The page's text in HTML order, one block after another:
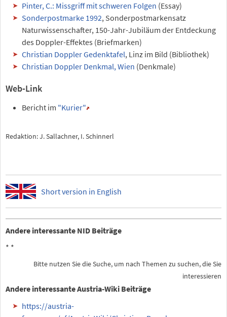
Pinter, C.: Missgriff mit schweren Folgen (Essay)
Sonderpostmarke 1992, Sonderpostmarkensatz
Naturwissenschafter, 150-Jahr-Jubiläum der Entdeckung
des Doppler-Effektes (Briefmarken)
Christian Doppler Gedenktafel, Linz im Bild (Bibliothek)
Christian Doppler Denkmal, Wien (Denkmale)
Web-Link
Bericht im "Kurier"
Redaktion: J. Sallachner, I. Schinnerl
Short version in English
Andere interessante NID Beiträge
* *
Bitte nutzen Sie die Suche, um nach Themen zu suchen, die Sie
interessieren
Andere interessante Austria-Wiki Beiträge
https://austria-